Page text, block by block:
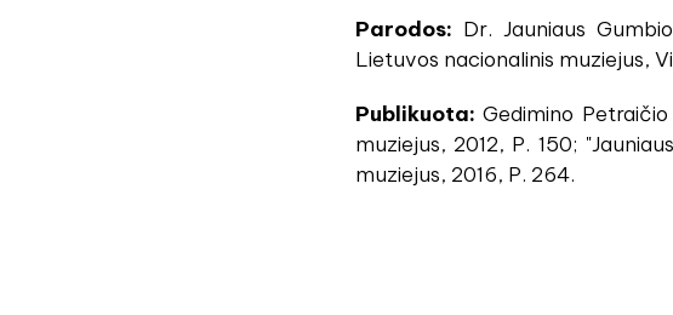
Parodos: Dr. Jauniaus
Lietuvos nacionalinis muziejus,
Publikuota: Gedimino
muziejus, 2012, P. 150;
muziejus, 2016, P. 264.